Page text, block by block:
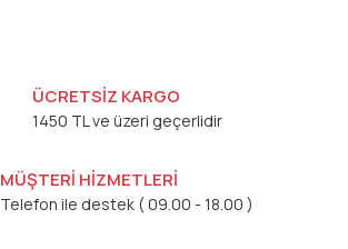
ÜCRETSİZ KARGO
1450 TL ve üzeri geçerlidir
MÜŞTERİ HİZMETLERİ
Telefon ile destek ( 09.00 - 18.00 )